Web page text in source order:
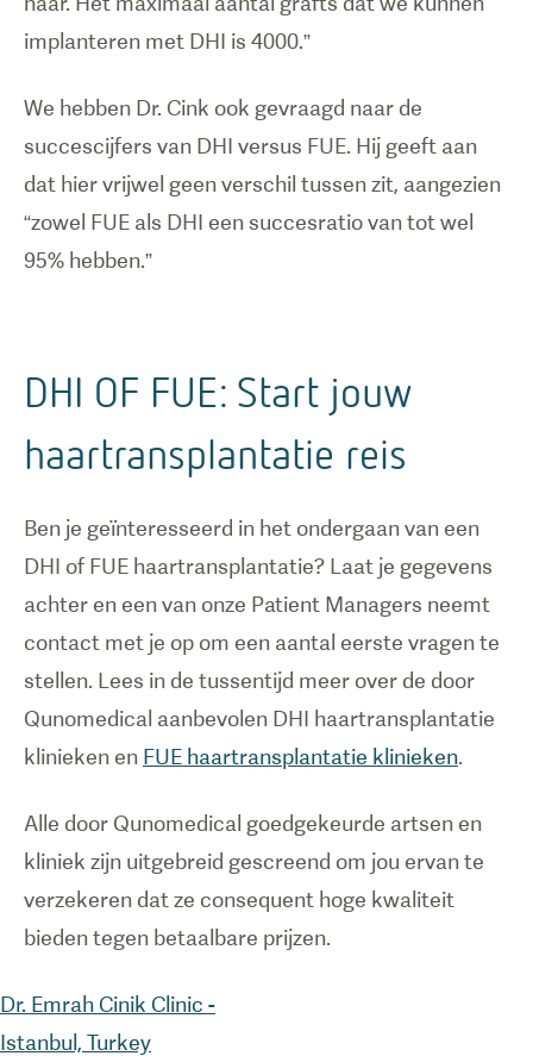
implanteren met DHI is 4000.”
We hebben Dr. Cink ook gevraagd naar de
succescijfers van DHI versus FUE. Hij geeft aan
dat hier vrijwel geen verschil tussen zit, aangezien
“zowel FUE als DHI een succesratio van tot wel
95% hebben.”
DHI OF FUE: Start jouw
haartransplantatie reis
Ben je geïnteresseerd in het ondergaan van een
DHI of FUE haartransplantatie? Laat je gegevens
achter en een van onze Patient Managers neemt
contact met je op om een aantal eerste vragen te
stellen. Lees in de tussentijd meer over de door
Qunomedical aanbevolen DHI haartransplantatie
klinieken en FUE haartransplantatie klinieken.
Alle door Qunomedical goedgekeurde artsen en
kliniek zijn uitgebreid gescreend om jou ervan te
verzekeren dat ze consequent hoge kwaliteit
bieden tegen betaalbare prijzen.
Dr. Emrah Cinik Clinic -
Istanbul, Turkey